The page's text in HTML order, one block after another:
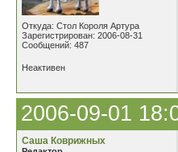
Откуда: Стол Короля Артура
Зарегистрирован: 2006-08-31
Сообщений: 487
Неактивен
2006-09-01
Саша Коврижных